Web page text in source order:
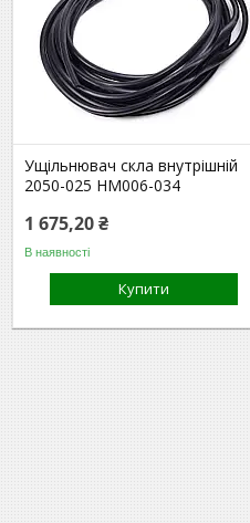
Ущільнювач скла внутрішній
2050-025 HM006-034
1 675,20 ₴
В наявності
Купити